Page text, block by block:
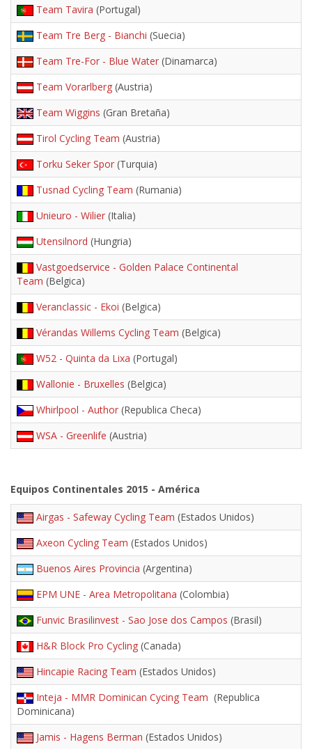
Team Tavira (Portugal)
Team Tre Berg - Bianchi (Suecia)
Team Tre-For - Blue Water (Dinamarca)
Team Vorarlberg (Austria)
Team Wiggins (Gran Bretaña)
Tirol Cycling Team (Austria)
Torku Seker Spor (Turquia)
Tusnad Cycling Team (Rumania)
Unieuro - Wilier (Italia)
Utensilnord (Hungria)
Vastgoedservice - Golden Palace Continental
Team (Belgica)
Veranclassic - Ekoi (Belgica)
Vérandas Willems Cycling Team (Belgica)
W52 - Quinta da Lixa (Portugal)
Wallonie - Bruxelles (Belgica)
Whirlpool - Author (Republica Checa)
WSA - Greenlife (Austria)
Equipos Continentales 2015 - América
Airgas - Safeway Cycling Team (Estados Unidos)
Axeon Cycling Team (Estados Unidos)
Buenos Aires Provincia (Argentina)
EPM UNE - Area Metropolitana (Colombia)
Funvic Brasilinvest - Sao Jose dos Campos (Brasil)
H&R Block Pro Cycling (Canada)
Hincapie Racing Team (Estados Unidos)
Inteja - MMR Dominican Cycing Team (Republica
Dominicana)
Jamis - Hagens Berman (Estados Unidos)